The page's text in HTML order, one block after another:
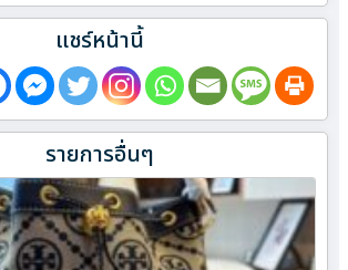
แชร์หน้านี้
รายการอื่นๆ